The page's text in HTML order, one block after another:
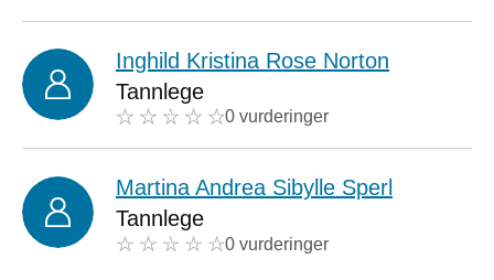
Inghild Kristina Rose Norton
Tannlege
0 vurderinger
Martina Andrea Sibylle Sperl
Tannlege
0 vurderinger